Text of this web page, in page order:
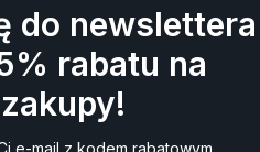
do newslettera
rabatu na
e-mail z kodem rabatowym.
w ciągu 24h*
produkty należy poczekać